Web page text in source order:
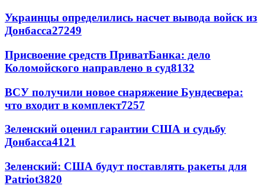
Украинцы определились насчет вывода войск из
Донбасса27249
Присвоение средств ПриватБанка: дело
Коломойского направлено в суд8132
ВСУ получили новое снаряжение Бундесвера:
что входит в комплект7257
Зеленский оценил гарантии США и судьбу
Донбасса4121
Зеленский: США будут поставлять ракеты для
Patriot3820